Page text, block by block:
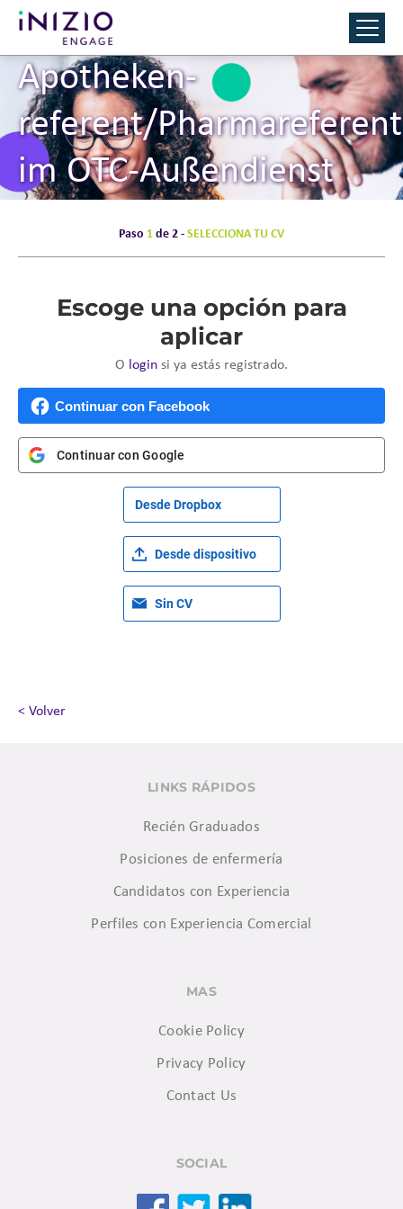
Apotheken­
referent/Pharmareferent
im OTC-Außendienst
(m/w/d)Paso 1 de 2 - SELECCIONA TU CV
Escoge una opción para
aplicar
O login si ya estás registrado.
Continuar con Facebook
Continuar con Google
Desde Dropbox
Desde dispositivo
Sin CV
< Volver
LINKS RÁPIDOS
Recién Graduados
Posiciones de enfermería
Candidatos con Experiencia
Perfiles con Experiencia Comercial
MAS
Cookie Policy
Privacy Policy
Contact Us
SOCIAL
FacebookTwitter